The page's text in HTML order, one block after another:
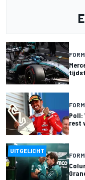
Poll:
rest
UITGELICHT